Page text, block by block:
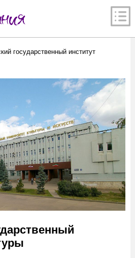
государственный институт